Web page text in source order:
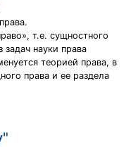
т.е. сущностного
науки права
теорией права, в
права и ее раздела